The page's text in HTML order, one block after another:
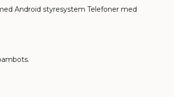
Android styresystem Telefoner med